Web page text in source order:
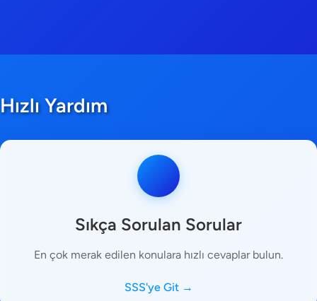
Hızlı Yardım
Sıkça Sorulan Sorular
En çok merak edilen konulara hızlı cevaplar bulun.
SSS'ye Git →